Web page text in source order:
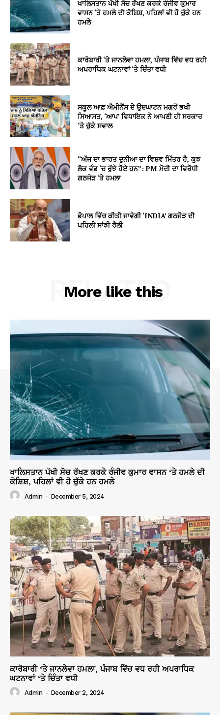
ਖਾਲਿਸਤਾਨ ਪੱਖੀ ਸੋਚ ਰੱਖਣ ਕਰਕੇ ਰੰਜੀਵ ਕੁਮਾਰ
ਵਾਸਨ ‘ਤੇ ਹਮਲੇ ਦੀ ਕੋਸ਼ਿਸ਼, ਪਹਿਲਾਂ ਵੀ ਹੋ ਚੁੱਕੇ ਹਨ
ਹਮਲੇ
ਕਾਰੋਬਾਰੀ ‘ਤੇ ਜਾਨਲੇਵਾ ਹਮਲਾ, ਪੰਜਾਬ ਵਿੱਚ ਵਧ ਰਹੀ
ਅਪਰਾਧਿਕ ਘਟਨਾਵਾਂ ‘ਤੇ ਚਿੰਤਾ ਵਧੀ
ਸਕੂਲ ਆਫ਼ ਐਮੀਨੈਂਸ ਦੇ ਉਦਘਾਟਨ ਮਗਰੋਂ ਭਖੀ
ਸਿਆਸਤ, ‘ਆਪ’ ਵਿਧਾਇਕ ਨੇ ਆਪਣੀ ਹੀ ਸਰਕਾਰ
‘ਤੇ ਚੁੱਕੇ ਸਵਾਲ
“ਅੱਜ ਦਾ ਭਾਰਤ ਦੁਨੀਆ ਦਾ ਵਿਸ਼ਵ ਮਿੱਤਰ ਹੈ, ਕੁਝ
ਲੋਕ ਵੰਡ ‘ਚ ਰੁੱਝੇ ਹੋਏ ਹਨ”: PM ਮੋਦੀ ਦਾ ਵਿਰੋਧੀ
ਗਠਜੋੜ ‘ਤੇ ਹਮਲਾ
ਭੋਪਾਲ ਵਿੱਚ ਕੀਤੀ ਜਾਵੇਗੀ ‘INDIA’ ਗਠਜੋੜ ਦੀ
ਪਹਿਲੀ ਸਾਂਝੀ ਰੈਲੀ
More like this
RELATED
ਖਾਲਿਸਤਾਨ ਪੱਖੀ ਸੋਚ ਰੱਖਣ ਕਰਕੇ ਰੰਜੀਵ ਕੁਮਾਰ ਵਾਸਨ ‘ਤੇ ਹਮਲੇ ਦੀ
ਕੋਸ਼ਿਸ਼, ਪਹਿਲਾਂ ਵੀ ਹੋ ਚੁੱਕੇ ਹਨ ਹਮਲੇ
Admin - December 5, 2024
ਕਾਰੋਬਾਰੀ ‘ਤੇ ਜਾਨਲੇਵਾ ਹਮਲਾ, ਪੰਜਾਬ ਵਿੱਚ ਵਧ ਰਹੀ ਅਪਰਾਧਿਕ
ਘਟਨਾਵਾਂ ‘ਤੇ ਚਿੰਤਾ ਵਧੀ
Admin - December 2, 2024